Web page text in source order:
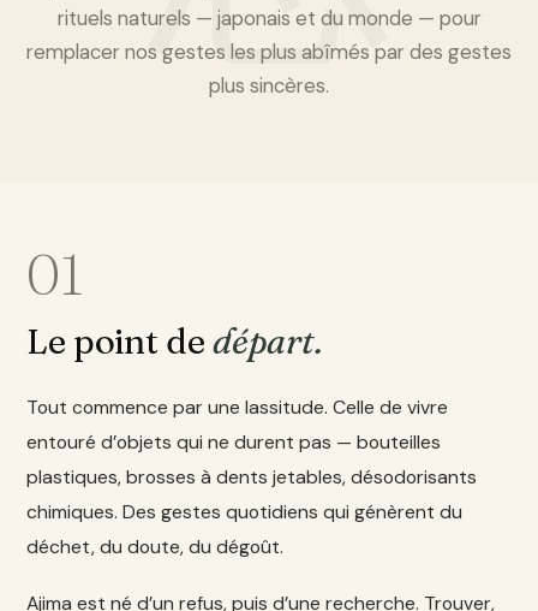
rituels naturels — japonais et du monde — pour
remplacer nos gestes les plus abîmés par des gestes
plus sincères.
01
Le point dedépart.
Tout commence par une lassitude. Celle de vivre
entouré d’objets qui ne durent pas — bouteilles
plastiques, brosses à dents jetables, désodorisants
chimiques. Des gestes quotidiens qui génèrent du
déchet, du doute, du dégoût.
Ajima est né d’un refus, puis d’une recherche. Trouver,